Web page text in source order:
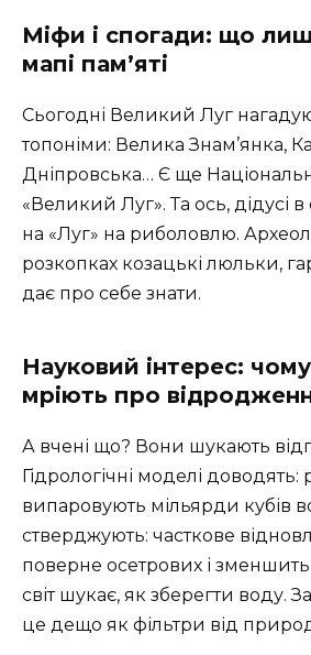
Міфи і спогади: що
мапі пам’яті
Сьогодні Великий Луг
топоніми: Велика Знам’янка,
Дніпровська… Є ще
«Великий Луг». Та ось, дідусі в
на «Луг» на риболовлю.
розкопках козацькі люльки,
дає про себе знати.
Науковий інтерес: чому
мріють про
А вчені що? Вони шукають
Гідрологічні моделі доводять:
випаровують мільярди кубів
стверджують: часткове
поверне осетрових і зменшить
світ шукає, як зберегти воду.
це дещо як фільтри від